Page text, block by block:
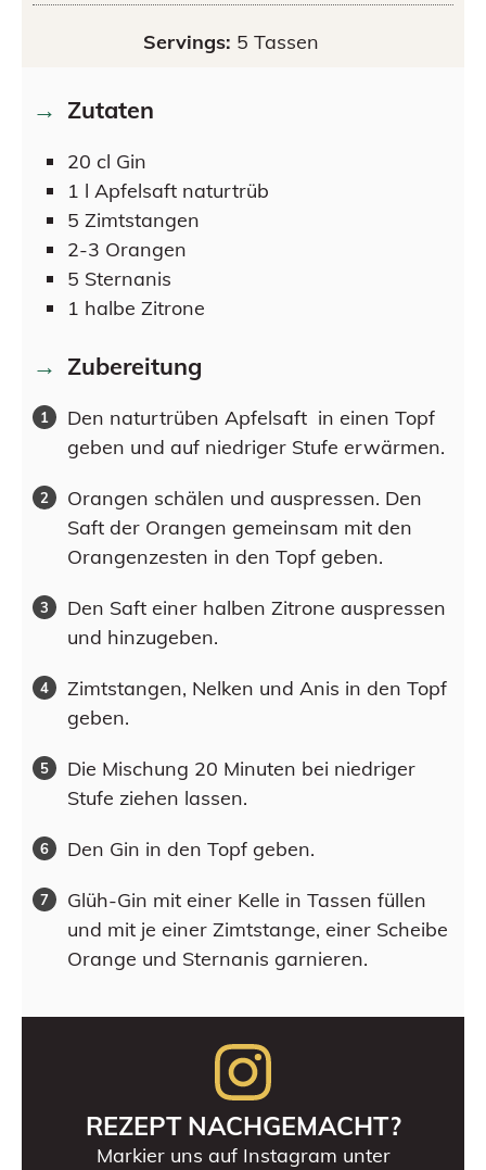
Servings: 5 Tassen
Zutaten
20 cl Gin
1 l Apfelsaft naturtrüb
5 Zimtstangen
2-3 Orangen
5 Sternanis
1 halbe Zitrone
Zubereitung
Den naturtrüben Apfelsaft in einen Topf
geben und auf niedriger Stufe erwärmen.
Orangen schälen und auspressen. Den
Saft der Orangen gemeinsam mit den
Orangenzesten in den Topf geben.
Den Saft einer halben Zitrone auspressen
und hinzugeben.
Zimtstangen, Nelken und Anis in den Topf
geben.
Die Mischung 20 Minuten bei niedriger
Stufe ziehen lassen.
Den Gin in den Topf geben.
Glüh-Gin mit einer Kelle in Tassen füllen
und mit je einer Zimtstange, einer Scheibe
Orange und Sternanis garnieren.
REZEPT NACHGEMACHT?
Markier uns auf Instagram unter